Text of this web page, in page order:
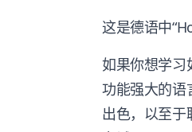
这是德语中
如果你想学习
功能强大的语
出色，以至于